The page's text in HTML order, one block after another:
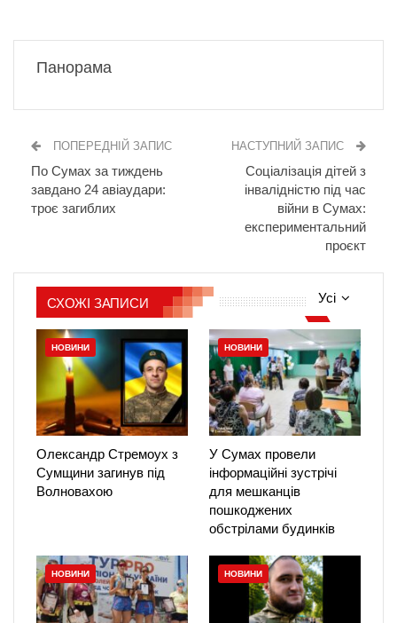
Панорама
ПОПЕРЕДНІЙ ЗАПИС
По Сумах за тиждень
завдано 24 авіаудари:
троє загиблих
НАСТУПНИЙ ЗАПИС
Соціалізація дітей з
інвалідністю під час
війни в Сумах:
експериментальний
проєкт
Усі
СХОЖІ ЗАПИСИ
НОВИНИ
Олександр Стремоух з
Сумщини загинув під
Волновахою
НОВИНИ
У Сумах провели
інформаційні зустрічі
для мешканців
пошкоджених
обстрілами будинків
НОВИНИ НОВИНИ